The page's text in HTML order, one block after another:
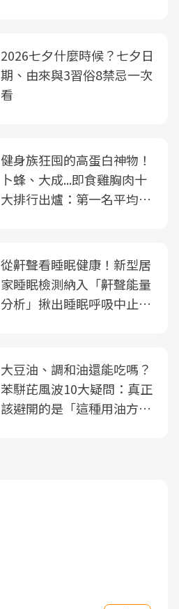
2026七夕什麼時候？七夕日
期、由來與3習俗8禁忌一次
看
健身族狂囤的高蛋白神物！
卜蜂、大成...即食雞胸肉十
大排行出爐：第一名平均一
從鼾聲看睡眠健康！新型居
家睡眠檢測納入「鼾聲能量
分析」揪出睡眠呼吸中止症
大豆油、調和油還能吃嗎？
苯駢芘風波10大疑問：真正
該避開的是「這種用油方